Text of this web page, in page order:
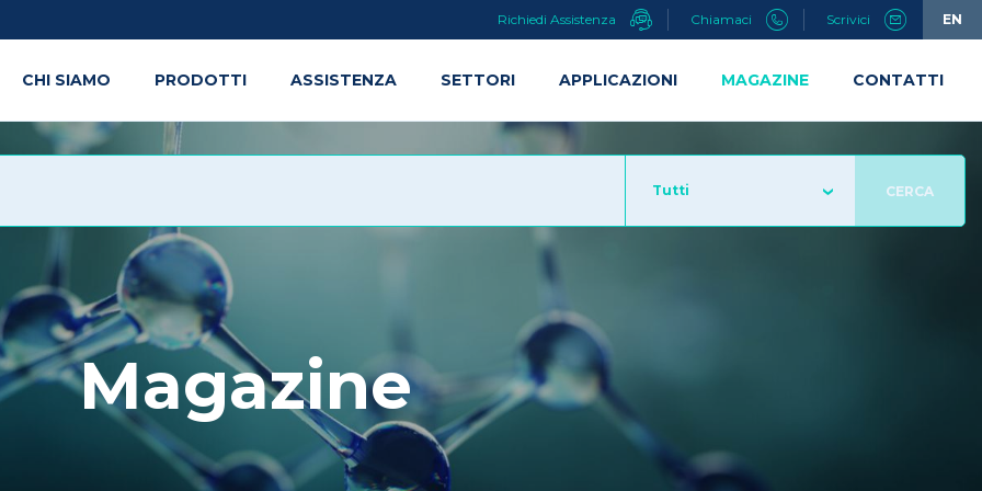
Tutti CERCA
Magazine
Richiedi Assistenza Chiamaci Scrivici EN
CHI SIAMO PRODOTTI ASSISTENZA SETTORI APPLICAZIONI MAGAZINE CONTATTI